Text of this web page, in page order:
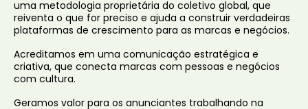
uma metodologia proprietária do coletivo global, que
reiventa o que for preciso e ajuda a construir verdadeiras
plataformas de crescimento para as marcas e negócios.
Acreditamos em uma comunicação estratégica e
criativa, que conecta marcas com pessoas e negócios
com cultura.
Geramos valor para os anunciantes trabalhando na